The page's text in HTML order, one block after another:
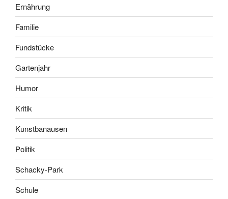
Ernährung
Familie
Fundstücke
Gartenjahr
Humor
Kritik
Kunstbanausen
Politik
Schacky-Park
Schule